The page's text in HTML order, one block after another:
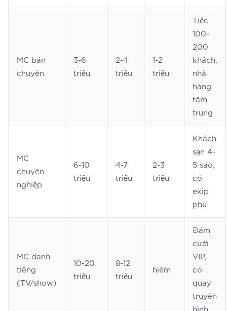
MC bán
chuyên
3-6
triệu
2-4
triệu
1-2
triệu
Tiệc
100-
200
khách,
nhà
hàng
tầm
trung
MC
chuyên
nghiệp
6-10
triệu
4-7
triệu
2-3
triệu
Khách
sạn 4-
5 sao,
có
ekip
phụ
MC danh
tiếng
(TV/show)
10-20
triệu
8-12
triệu
hiếm
Đám
cưới
VIP,
có
quay
truyền